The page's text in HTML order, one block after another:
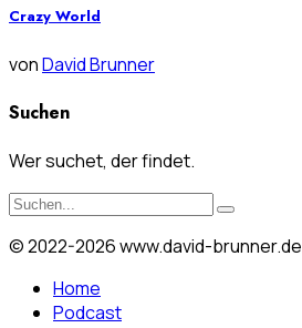
Crazy World
vonDavid Brunner
Suchen
Wer suchet, der findet.
© 2022-2026 www.david-brunner.de
Home
Podcast